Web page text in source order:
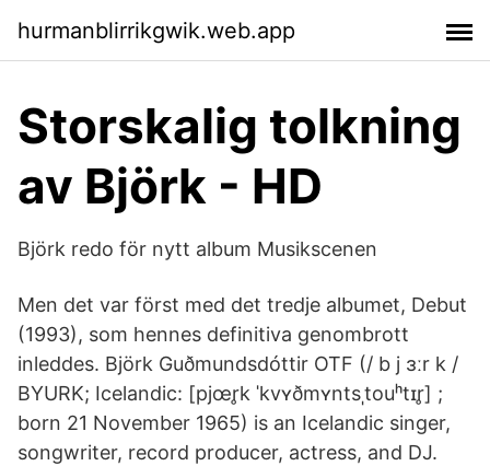
hurmanblirrikgwik.web.app
Storskalig tolkning
av Björk - HD
Björk redo för nytt album Musikscenen
Men det var först med det tredje albumet, Debut
(1993), som hennes definitiva genombrott
inleddes. Björk Guðmundsdóttir OTF (/ b j ɜːr k /
BYURK; Icelandic: [pjœr̥k ˈkvʏðmʏntsˌtouʰtɪr̥] ;
born 21 November 1965) is an Icelandic singer,
songwriter, record producer, actress, and DJ.